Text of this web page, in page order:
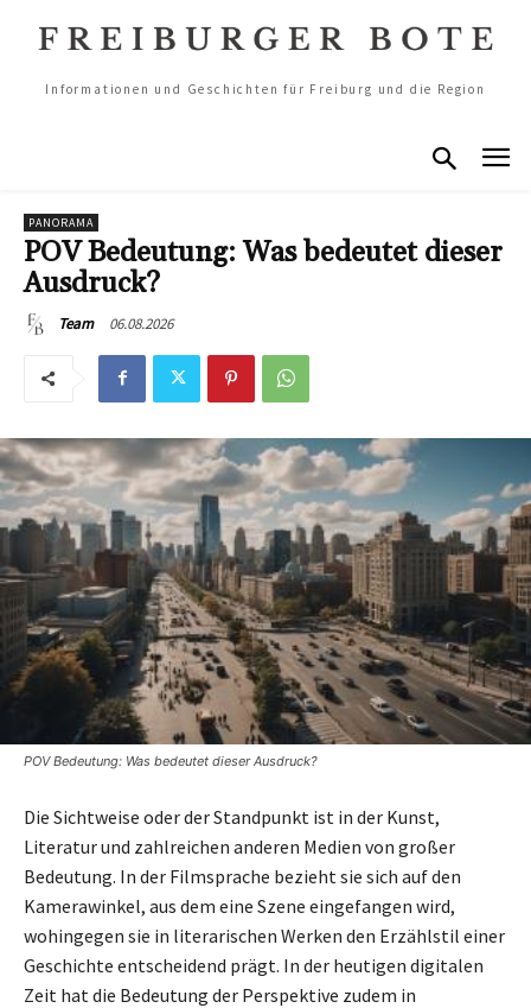
Informationen und Geschichten für Freiburg und die Region
PANORAMA
POV Bedeutung: Was bedeutet dieser
Ausdruck?
Team 06.08.2026
POV Bedeutung: Was bedeutet dieser Ausdruck?
Die Sichtweise oder der Standpunkt ist in der Kunst,
Literatur und zahlreichen anderen Medien von großer
Bedeutung. In der Filmsprache bezieht sie sich auf den
Kamerawinkel, aus dem eine Szene eingefangen wird,
wohingegen sie in literarischen Werken den Erzählstil einer
Geschichte entscheidend prägt. In der heutigen digitalen
Zeit hat die Bedeutung der Perspektive zudem in